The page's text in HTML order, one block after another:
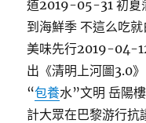
道2019-05-31 初夏
到海鮮季 不這么吃
美味先行2019-04-
出《清明上河圖3.0
“包養水”文明 岳陽
計大眾在巴黎游行抗